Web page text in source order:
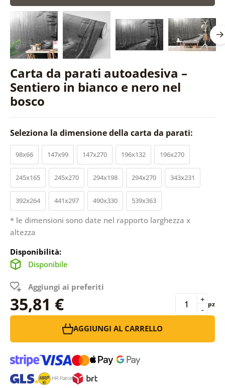
Carta da parati autoadesiva –
Sentiero in bianco e nero nel
bosco
Seleziona la dimensione della carta da parati:
98x66 147x99 147x270 196x132 196x270
245x165 245x270 294x198 294x270 343x231
392x264 441x297 490x330 539x363
* le dimensioni sono date nel rapporto larghezza x
altezza
Disponibilità:
Disponibile
Aggiungi ai preferiti
35,81 € -
+ pz
AGGIUNGI AL CARRELLO